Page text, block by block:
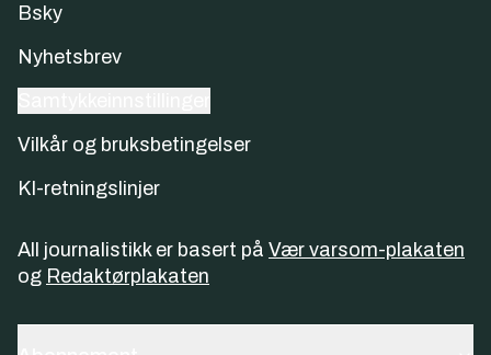
Bsky
Nyhetsbrev
Vilkår og bruksbetingelser
KI-retningslinjer
All journalistikk er basert på Vær varsom-plakaten
og Redaktørplakaten